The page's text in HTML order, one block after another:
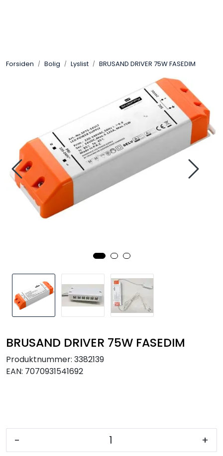
Forsiden Bolig Lyslist BRUSAND DRIVER 75W FASEDIM
BRUSAND DRIVER 75W FASEDIM
Produktnummer: 3382139
EAN: 7070931541692
- +
Industri
LED-striper 24V
Lyskaster/Effekt
Butikk
Sport
Arbeidslampe
EPD
Sluttsalg
Referanser